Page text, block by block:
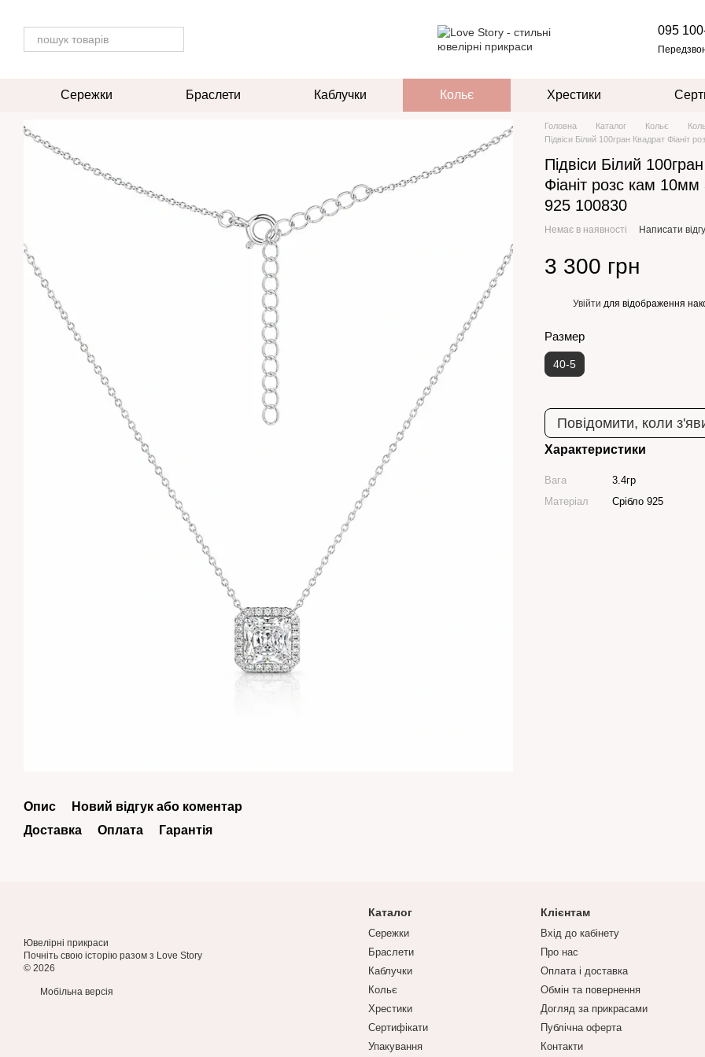
095
Сережки Браслети Каблучки Кольє Хрестики
Опис
Новий відгук або коментар
Доставка
Оплата Гарантія
Головна Каталог Кольє
Підвіси Білий 100гран Квадрат Фіаніт
Підвіси Білий
Фіаніт розс кам 10мм
925 100830
Немає в наявності Написати
3 300 грн
Увійти для відображення
Размер
40-5
Повідомити, коли
Характеристики
Вага
3.4гр
Матеріал
Срібло 925
Ювелірні прикраси
Почніть свою історію разом з Love Story
© 2026
Мобільна версія
Каталог
Сережки
Браслети
Каблучки
Кольє
Хрестики
Сертифікати
Упакування
Клієнтам
Вхід до кабінету
Про нас
Оплата і доставка
Обмін та повернення
Догляд за прикрасами
Публічна оферта
Контакти